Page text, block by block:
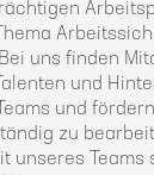
uns finden
und
und
zu
unseres Teams